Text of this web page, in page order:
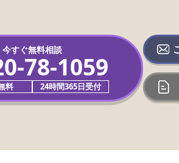
今すぐ無料相談
78-1059
料 24時間365日受付